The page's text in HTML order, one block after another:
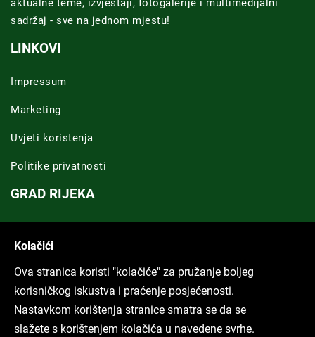
aktualne teme, izvještaji, fotogalerije i multimedijalni
sadržaj - sve na jednom mjestu!
LINKOVI
Impressum
Marketing
Uvjeti koristenja
Politike privatnosti
GRAD RIJEKA
ARHIVA TEKSTOVA
Svi tekstovi
Kolačići
Ova stranica koristi "kolačiće" za pružanje boljeg
korisničkog iskustva i praćenje posjećenosti.
Nastavkom korištenja stranice smatra se da se
slažete s korištenjem kolačića u navedene svrhe.